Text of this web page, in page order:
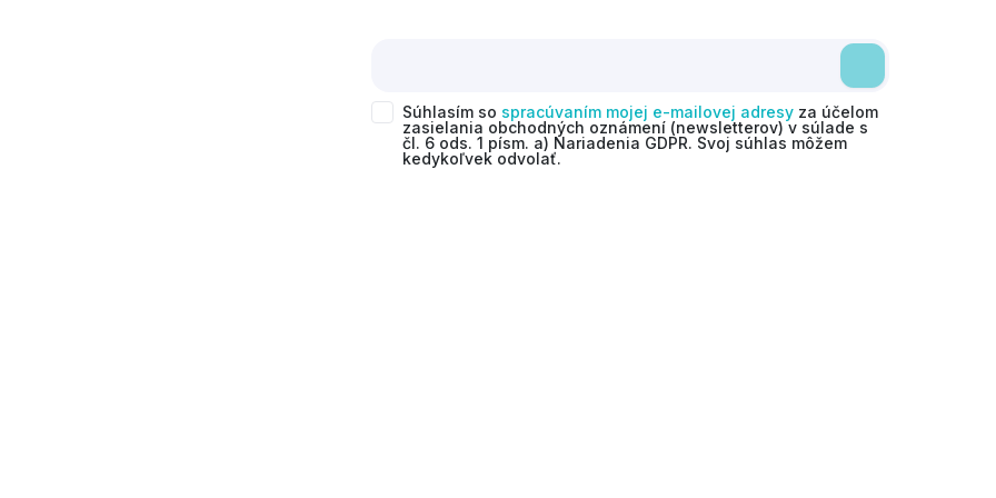
Súhlasím so spracúvaním mojej e-mailovej adresy za účelom
zasielania obchodných oznámení (newsletterov) v súlade s
čl. 6 ods. 1 písm. a) Nariadenia GDPR. Svoj súhlas môžem
kedykoľvek odvolať.